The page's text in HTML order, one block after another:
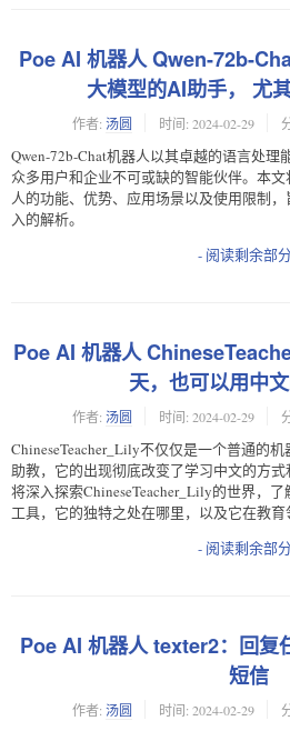
Poe AI 机器人 Qwen-72b-
大模型的AI助手， 尤
作者: 汤圆 时间: 2024-02-29
Qwen-72b-Chat机器人以其卓越的语言处理
众多用户和企业不可或缺的智能伙伴。本
人的功能、优势、应用场景以及使用限制
入的解析。
- 阅读剩余部
Poe AI 机器人
天，也可以用中
作者: 汤圆 时间: 2024-02-29
ChineseTeacher_Lily不仅仅是一个普通的
助教，它的出现彻底改变了学习中文的方
将深入探索ChineseTeacher_Lily的世界，
工具，它的独特之处在哪里，以及它在教育
- 阅读剩余部
Poe AI 机器人 texter2：回复
短信
作者: 汤圆 时间: 2024-02-29